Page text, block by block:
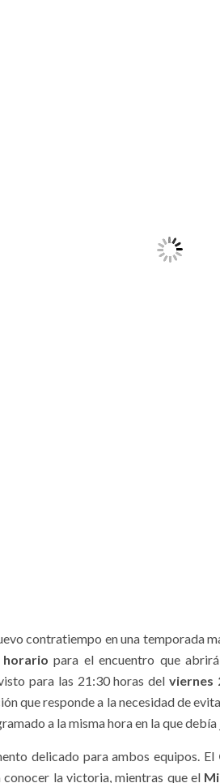
contratiempo en una temporada
horario para el encuentro que
para las 21:30 horas del viernes
que responde a la necesidad de
a la misma hora en la que
delicado para ambos equipos. El
conocer la victoria, mientras que el